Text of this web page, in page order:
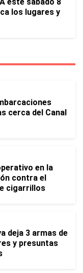
los lugares y
cerca del Canal
en la
contra el
cigarrillos
deja 3 armas de
y presuntas